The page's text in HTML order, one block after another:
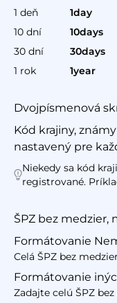
1 deň
1day
10 dní
10days
30 dní
30days
1 rok
1year
Dvojpísmenová
Kód krajiny,
nastavený pre
Niekedy sa kód
registrované.
ŠPZ bez medzier,
Formátovanie
Celá ŠPZ bez
Formátovanie
Zadajte celú ŠPZ